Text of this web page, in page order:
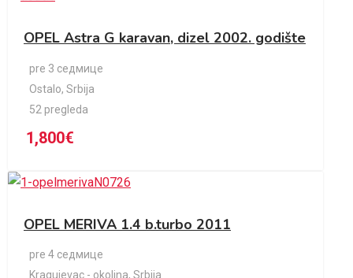
OPEL Astra G karavan, dizel 2002. godište
pre 3 седмице
Ostalo, Srbija
52 pregleda
1,800€
OPEL MERIVA 1.4 b.turbo 2011
pre 4 седмице
Kragujevac - okolina, Srbija